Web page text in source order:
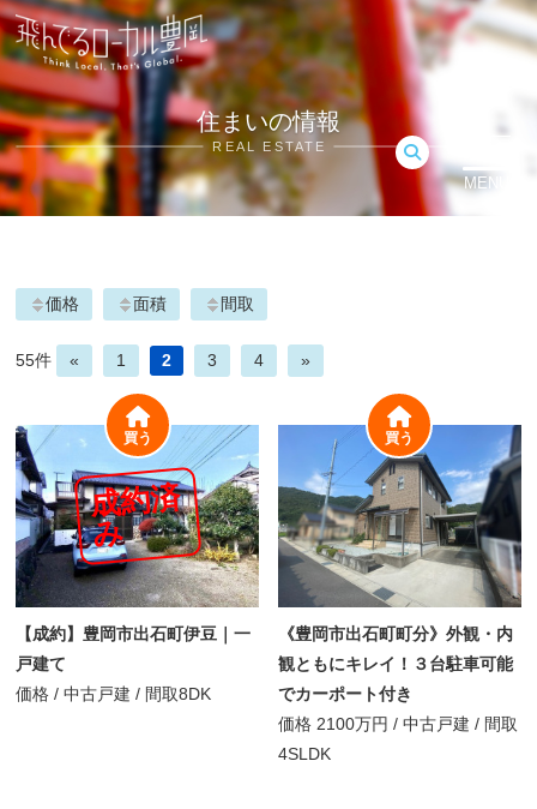
住まいの情報
REAL ESTATE
MENU
価格 面積 間取
55件 « 1 2 3 4 »
成
約
済
み
【成約】豊岡市出石町伊豆｜一
戸建て
価格 / 中古戸建 / 間取8DK
買う
《豊岡市出石町町分》外観・内
観ともにキレイ！３台駐車可能
でカーポート付き
価格 2100万円 / 中古戸建 / 間取
4SLDK
買う